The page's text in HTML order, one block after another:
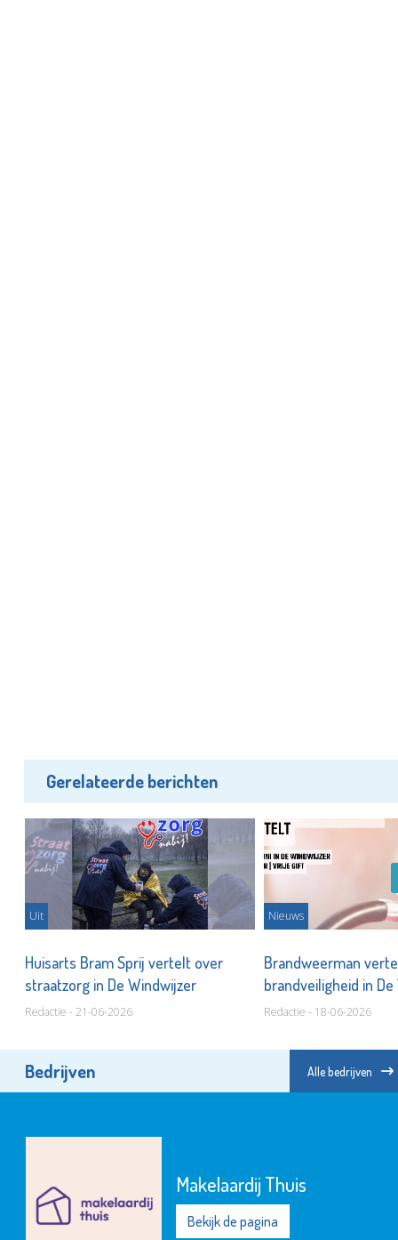
Gerelateerde berichten
Uit
Huisarts Bram Sprij vertelt over
straatzorg in De Windwijzer
Redactie - 21-06-2026
Nieuws
Brandweerman
brandveiligheid in
Redactie - 18-06-2026
Bedrijven Alle bedrijven
PRO Vlaardingen
Bekijk de pagina